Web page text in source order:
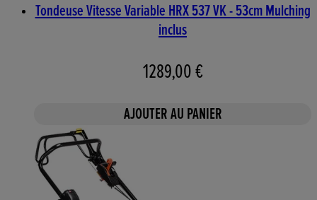
Tondeuse Vitesse Variable HRX 537 VK - 53cm Mulching
inclus
1289,00 €
AJOUTER AU PANIER